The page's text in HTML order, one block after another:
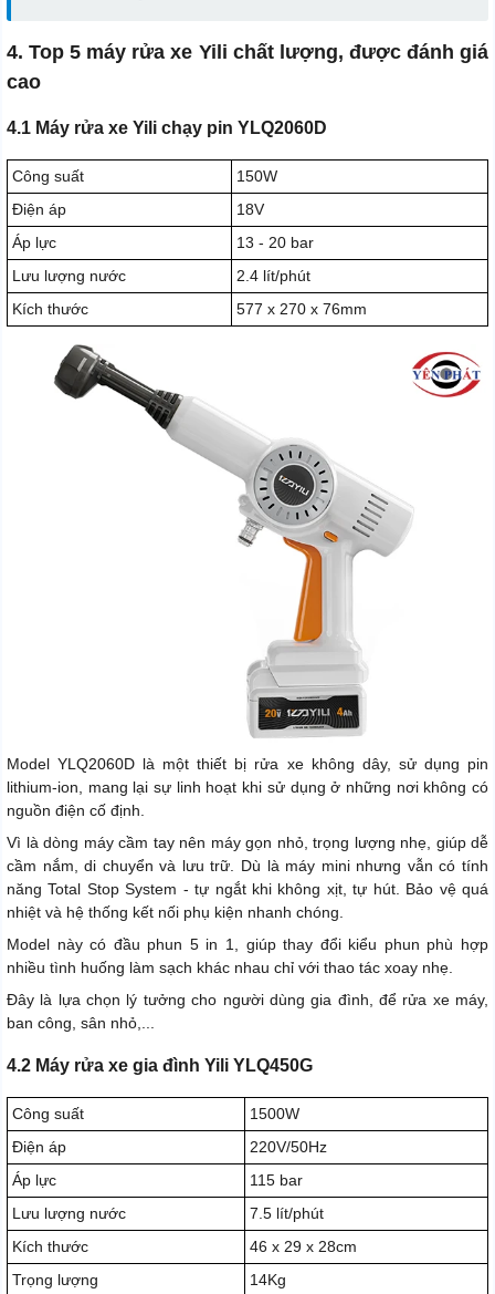
4. Top 5 máy rửa xe Yili chất lượng, được đánh giá
cao
4.1 Máy rửa xe Yili chạy pin YLQ2060D
Công suất
150W
Điện áp
18V
Áp lực
13 - 20 bar
Lưu lượng nước
2.4 lít/phút
Kích thước
577 x 270 x 76mm
Model YLQ2060D là một thiết bị rửa xe không dây, sử dụng pin
lithium-ion, mang lại sự linh hoạt khi sử dụng ở những nơi không có
nguồn điện cố định.
Vì là dòng máy cầm tay nên máy gọn nhỏ, trọng lượng nhẹ, giúp dễ
cầm nắm, di chuyển và lưu trữ. Dù là máy mini nhưng vẫn có tính
năng Total Stop System - tự ngắt khi không xịt, tự hút. Bảo vệ quá
nhiệt và hệ thống kết nối phụ kiện nhanh chóng.
Model này có đầu phun 5 in 1, giúp thay đổi kiểu phun phù hợp
nhiều tình huống làm sạch khác nhau chỉ với thao tác xoay nhẹ.
Đây là lựa chọn lý tưởng cho người dùng gia đình, để rửa xe máy,
ban công, sân nhỏ,...
4.2 Máy rửa xe gia đình Yili YLQ450G
Công suất
1500W
Điện áp
220V/50Hz
Áp lực
115 bar
Lưu lượng nước
7.5 lít/phút
Kích thước
46 x 29 x 28cm
Trọng lượng
14Kg